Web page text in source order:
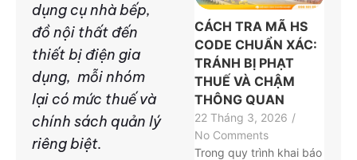
dụng cụ nhà bếp,
đồ nội thất đến
thiết bị điện gia
dụng, mỗi nhóm
lại có mức thuế và
chính sách quản lý
riêng biệt.
CÁCH TRA MÃ HS
CODE CHUẨN XÁC:
TRÁNH BỊ PHẠT
THUẾ VÀ CHẬM
THÔNG QUAN
22 Tháng 3, 2026 /
No Comments
Trong quy trình khai báo